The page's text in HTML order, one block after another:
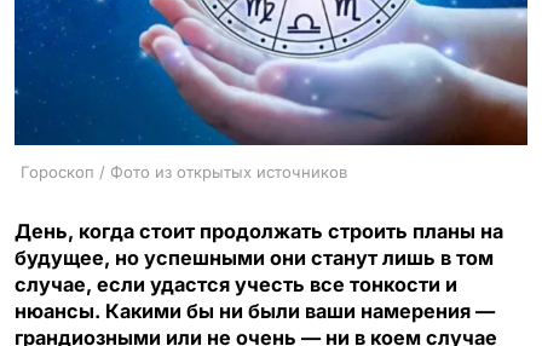
Гороскоп / Фото из открытых источников
День, когда стоит продолжать строить планы на
будущее, но успешными они станут лишь в том
случае, если удастся учесть все тонкости и
нюансы. Какими бы ни были ваши намерения —
грандиозными или не очень — ни в коем случае